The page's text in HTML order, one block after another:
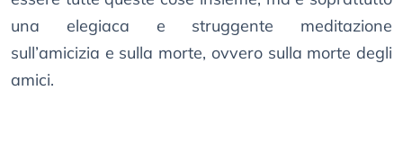
una elegiaca e struggente meditazione
sull’amicizia e sulla morte, ovvero sulla morte degli
amici.